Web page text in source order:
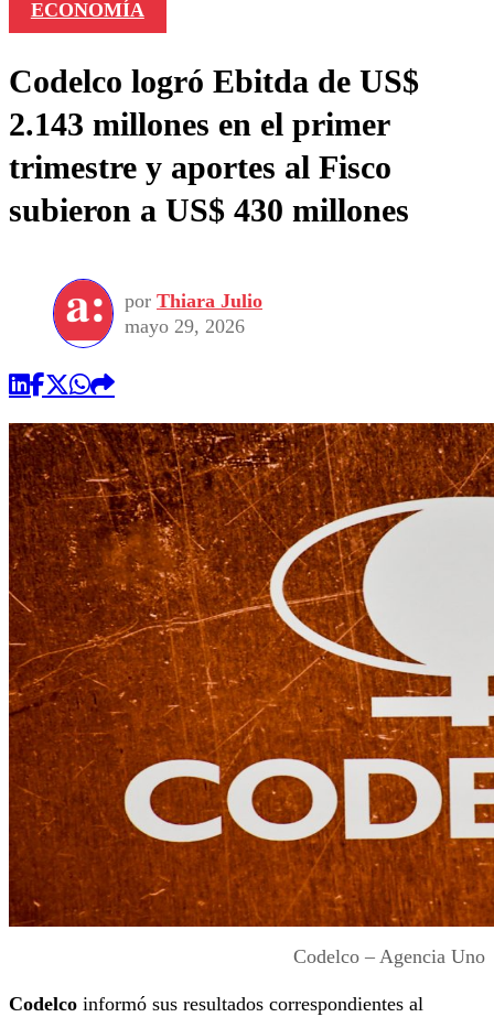
ECONOMÍA
Codelco logró Ebitda de US$
2.143 millones en el primer
trimestre y aportes al Fisco
subieron a US$ 430 millones
por Thiara Julio
mayo 29, 2026
Codelco – Agencia Uno
Codelco informó sus resultados correspondientes al